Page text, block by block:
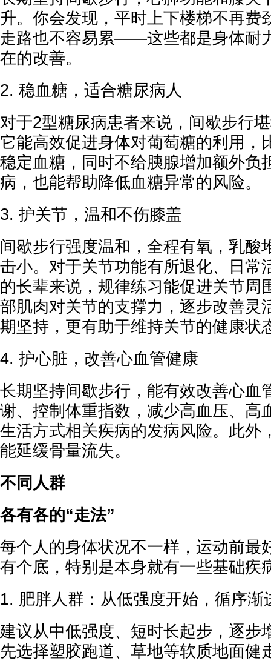
升。你会发现，平时上下楼梯不再费
走路也不容易累——这些都是身体耐
在的改善。
2. 稳血糖，适合糖尿病人
对于2型糖尿病患者来说，间歇步行
它能高效促进身体对葡萄糖的利用，
稳定血糖，同时不给胰腺增加额外负
病，也能帮助降低血糖异常的风险。
3. 护关节，温和不伤膝盖
间歇步行强度温和，全程有氧，乳酸
击小。对于关节功能有所退化、日常
的长辈来说，规律练习能促进关节周
部肌肉对关节的支撑力，逐步改善灵
期坚持，更有助于维持关节的健康状
4. 护心脏，改善心血管健康
长期坚持间歇步行，能有效改善心血
谢、控制体重指数，减少高血压、高
生活方式相关疾病的发病风险。此外
能延缓骨量流失。
不同人群
各有各的“走法”
每个人的身体状况不一样，运动前最
有个底，特别是本身就有一些基础疾
1. 肥胖人群：从低强度开始，循序渐
建议从中低强度、短时长起步，逐步
先选择塑胶跑道、草地等软质地面健